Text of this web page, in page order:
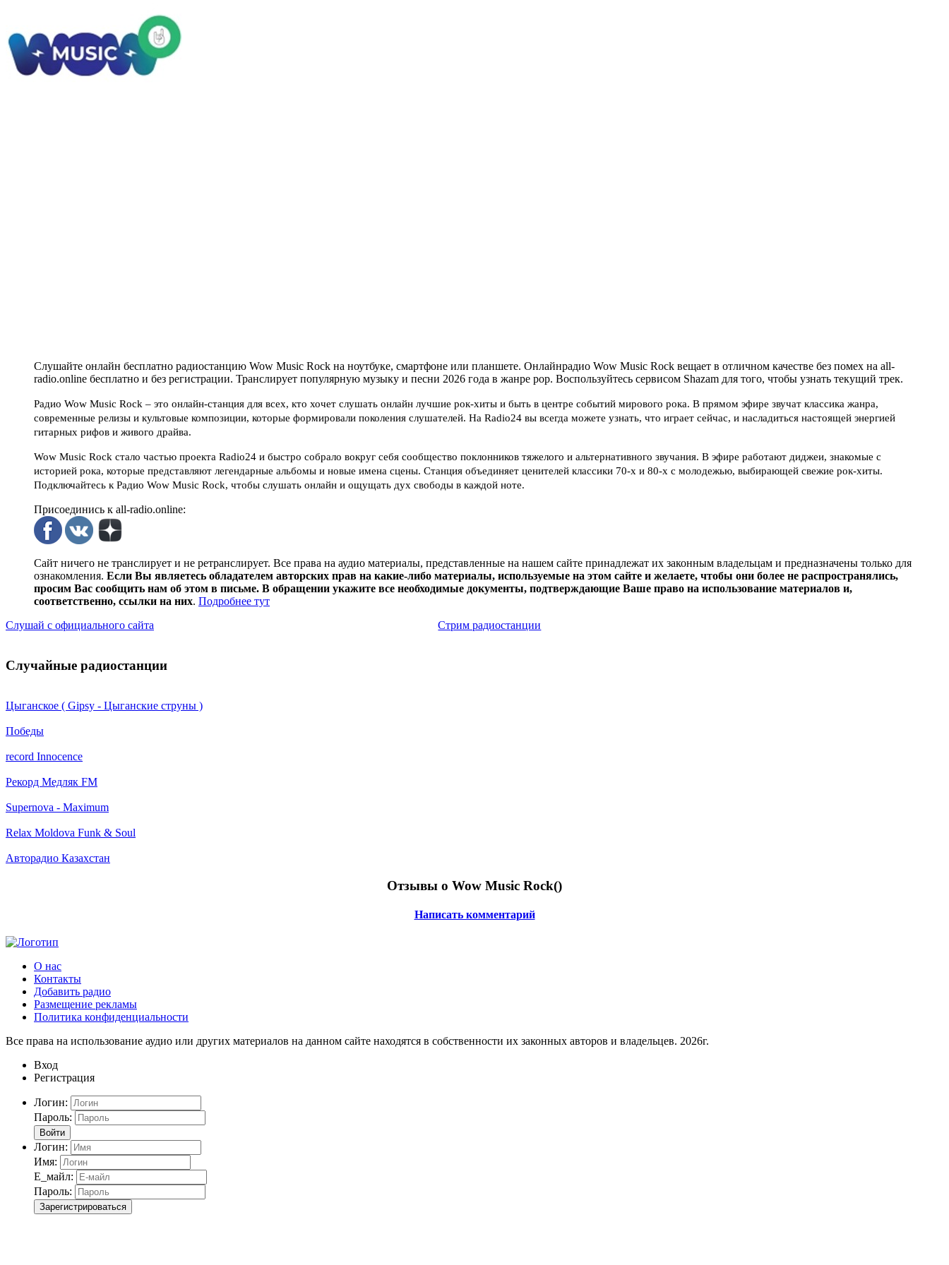
Слушайте онлайн бесплатно радиостанцию Wow Music Rock на ноутбуке, смартфоне или планшете. Онлайнрадио Wow Music Rock вещает в отличном качестве без помех на all-
radio.online бесплатно и без регистрации. Транслирует популярную музыку и песни 2026 года в жанре pop. Воспользуйтесь сервисом Shazam для того, чтобы узнать текущий трек.
Радио Wow Music Rock – это онлайн-станция для всех, кто хочет слушать онлайн лучшие рок-хиты и быть в центре событий мирового рока. В прямом эфире звучат классика жанра,
современные релизы и культовые композиции, которые формировали поколения слушателей. На Radio24 вы всегда можете узнать, что играет сейчас, и насладиться настоящей энергией
гитарных рифов и живого драйва.
Wow Music Rock стало частью проекта Radio24 и быстро собрало вокруг себя сообщество поклонников тяжелого и альтернативного звучания. В эфире работают диджеи, знакомые с
историей рока, которые представляют легендарные альбомы и новые имена сцены. Станция объединяет ценителей классики 70-х и 80-х с молодежью, выбирающей свежие рок-хиты.
Подключайтесь к Радио Wow Music Rock, чтобы слушать онлайн и ощущать дух свободы в каждой ноте.
Присоединись к all-radio.online:
Сайт ничего не транслирует и не ретранслирует. Все права на аудио материалы, представленные на нашем сайте принадлежат их законным владельцам и предназначены только для
ознакомления. Если Вы являетесь обладателем авторских прав на какие-либо материалы, используемые на этом сайте и желаете, чтобы они более не распространялись,
просим Вас сообщить нам об этом в письме. В обращении укажите все необходимые документы, подтверждающие Ваше право на использование материалов и,
соответственно, ссылки на них. Подробнее тут
Слушай с официального сайта
Стрим радиостанции
Случайные радиостанции
Цыганское ( Gipsy - Цыганские струны )
Победы
record Innocence
Рекорд Медляк FM
Supernova - Maximum
Relax Moldova Funk & Soul
Авторадио Казахстан
Отзывы о Wow Music Rock()
Написать комментарий
О нас
Контакты
Добавить радио
Размещение рекламы
Политика конфиденциальности
Все права на использование аудио или других материалов на данном сайте находятся в собственности их законных авторов и владельцев. 2026г.
Вход
Регистрация
Логин:
Пароль:
Войти
Логин:
Имя:
Е_майл:
Пароль:
Зарегистрироваться